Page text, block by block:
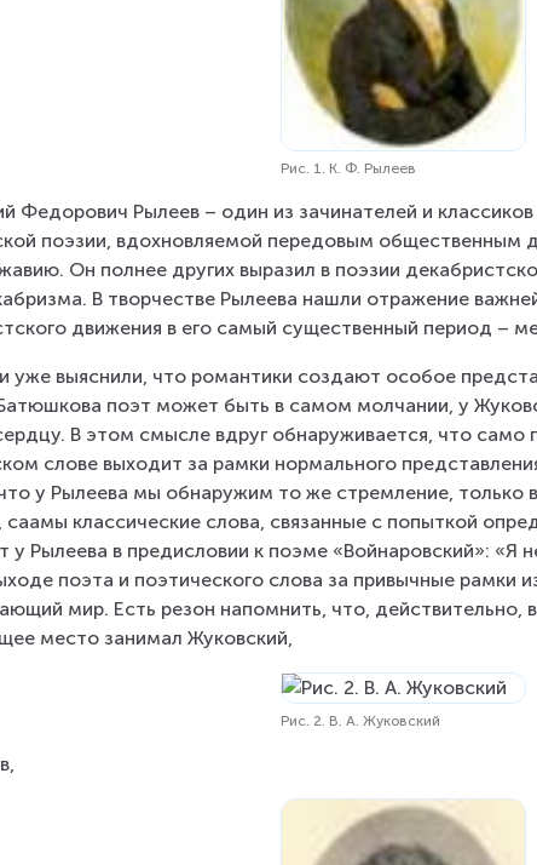
Рис. 1. К. Ф. Рылеев
Федорович Рылеев – один из зачинателей и
поэзии, вдохновляемой передовым общественным
Он полнее других выразил в поэзии
В творчестве Рылеева нашли отражение
движения в его самый существенный период –
уже выяснили, что романтики создают особое
поэт может быть в самом молчании, у
В этом смысле вдруг обнаруживается, что само
слове выходит за рамки нормального
у Рылеева мы обнаружим то же стремление, только
классические слова, связанные с попыткой
у Рылеева в предисловии к поэме «Войнаровский»: «Я
поэта и поэтического слова за привычные рамки
мир. Есть резон напомнить, что, действительно,
место занимал Жуковский,
Рис. 2. В. А. Жуковский